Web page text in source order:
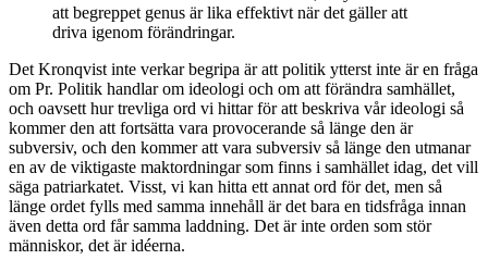
att begreppet genus är lika effektivt när det gäller att
driva igenom förändringar.
Det Kronqvist inte verkar begripa är att politik ytterst inte är en fråga
om Pr. Politik handlar om ideologi och om att förändra samhället,
och oavsett hur trevliga ord vi hittar för att beskriva vår ideologi så
kommer den att fortsätta vara provocerande så länge den är
subversiv, och den kommer att vara subversiv så länge den utmanar
en av de viktigaste maktordningar som finns i samhället idag, det vill
säga patriarkatet. Visst, vi kan hitta ett annat ord för det, men så
länge ordet fylls med samma innehåll är det bara en tidsfråga innan
även detta ord får samma laddning. Det är inte orden som stör
människor, det är idéerna.